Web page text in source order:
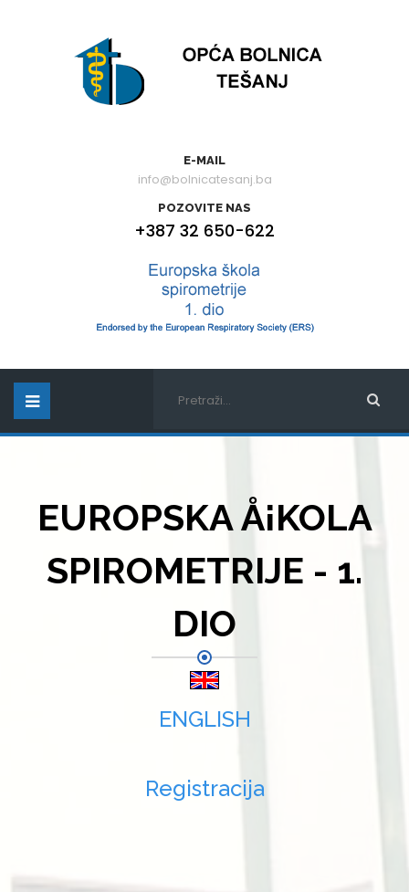
E-MAIL
info@bolnicatesanj.ba
POZOVITE NAS
+387 32 650-622
EUROPSKA Å¡KOLA
SPIROMETRIJE - 1.
DIO
ENGLISH
Registracija